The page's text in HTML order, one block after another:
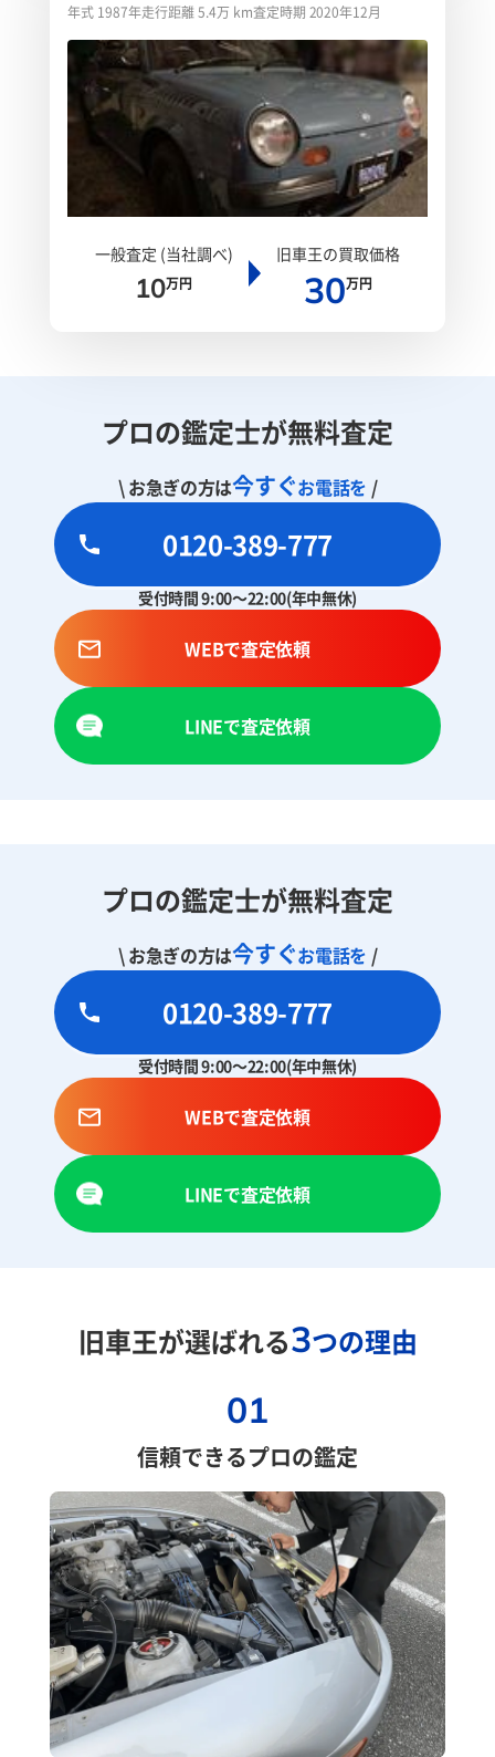
年式 1987年走行距離 5.4万 km査定時期 2020年12月
一般査定 (当社調べ)
10万円
旧車王の買取価格
30万円
プロの鑑定士が無料査定
\ お急ぎの方は今すぐお電話を /
0120-389-777
受付時間 9:00～22:00(年中無休)
WEBで査定依頼
LINEで査定依頼
プロの鑑定士が無料査定
\ お急ぎの方は今すぐお電話を /
0120-389-777
受付時間 9:00～22:00(年中無休)
WEBで査定依頼
LINEで査定依頼
旧車王が選ばれる3つの理由
01
信頼できるプロの鑑定